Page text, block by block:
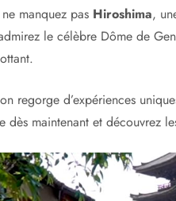
pour vous ! Découvrez les 3
est une ville fascinante où
Vous trouverez
de Gion, assistez à une
Vous pouvez